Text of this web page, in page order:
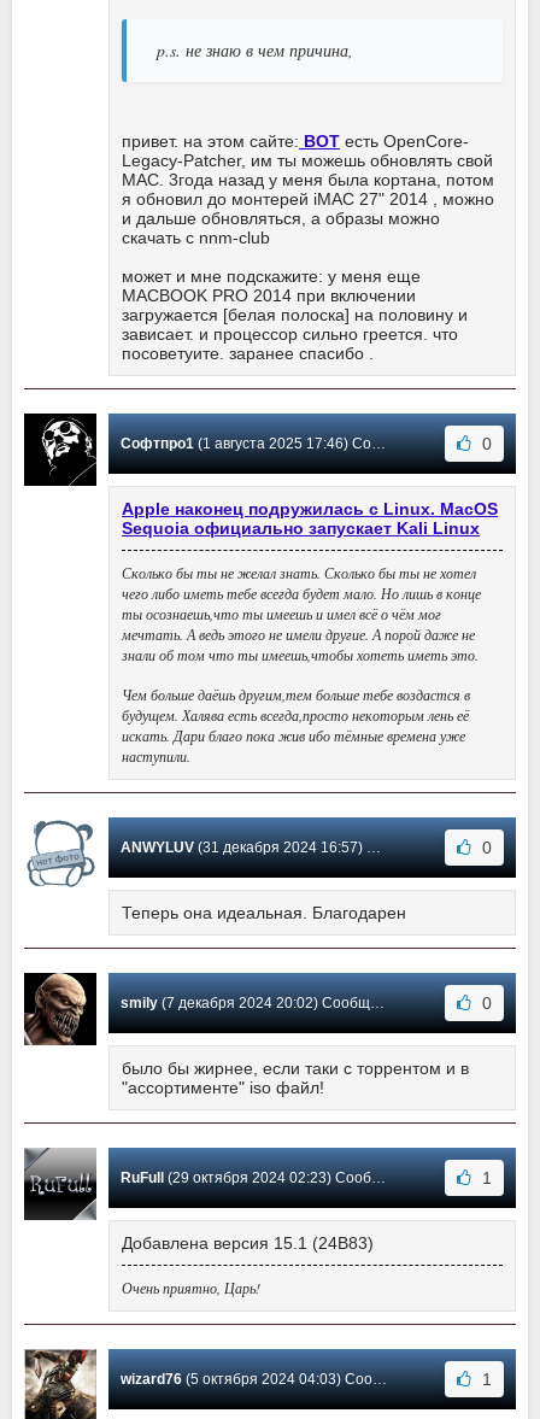
p.s. не знаю в чем причина,
привет. на этом сайте: BOT есть OpenCore-
Legacy-Patcher, им ты можешь обновлять свой
МАС. 3года назад у меня была кортана, потом
я обновил до монтерей iMAC 27" 2014 , можно
и дальше обновляться, а образы можно
скачать с nnm-club
может и мне подскажите: у меня еще
МАСBOOK PRO 2014 при включении
загружается [белая полоска] на половину и
зависает. и процессор сильно греется. что
посоветуите. заранее спасибо .
Софтпро1(1 августа 2025 17:46) Сообщение #6 0
Apple наконец подружилась с Linux. MacOS
Sequoia официально запускает Kali Linux
Сколько бы ты не желал знать. Сколько бы ты не хотел
чего либо иметь тебе всегда будет мало. Но лишь в конце
ты осознаешь,что ты имеешь и имел всё о чём мог
мечтать. А ведь этого не имели другие. А порой даже не
знали об том что ты имеешь,чтобы хотеть иметь это.
Чем больше даёшь другим,тем больше тебе воздастся в
будущем. Халява есть всегда,просто некоторым лень её
искать. Дари благо пока жив ибо тёмные времена уже
наступили.
ANWYLUV(31 декабря 2024 16:57) Сообщение #5 0
Теперь она идеальная. Благодарен
smily(7 декабря 2024 20:02) Сообщение #4 0
было бы жирнее, если таки с торрентом и в
"ассортименте" iso файл!
RuFull(29 октября 2024 02:23) Сообщение #3 1
Добавлена версия 15.1 (24B83)
Очень приятно, Царь!
wizard76(5 октября 2024 04:03) Сообщение #2 1